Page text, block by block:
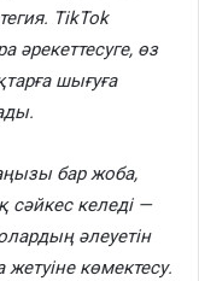
TikTok
әрекеттесуге, өз
шығуға
бар жоба,
сәйкес келеді —
әлеуетін
көмектесу.